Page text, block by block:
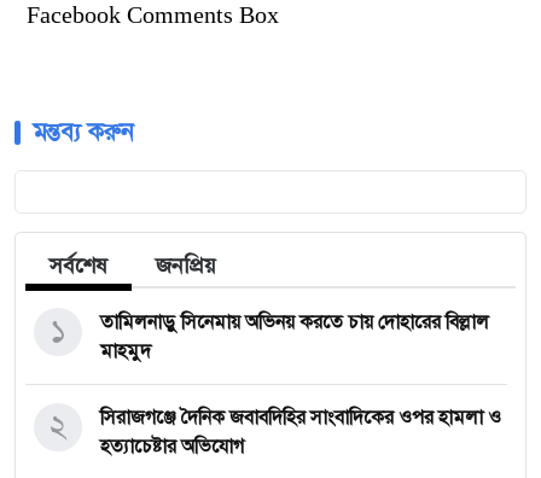
Facebook Comments Box
মন্তব্য করুন
সর্বশেষ জনপ্রিয়
তামিলনাড়ু সিনেমায় অভিনয় করতে চায় দোহারের বিল্লাল
মাহমুদ
১
সিরাজগঞ্জে দৈনিক জবাবদিহির সাংবাদিকের ওপর হামলা ও
হত্যাচেষ্টার অভিযোগ
২